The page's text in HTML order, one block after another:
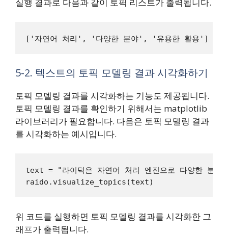
실행 결과로 다음과 같이 토픽 리스트가 출력됩니다.
5-2. 텍스트의 토픽 모델링 결과 시각화하기
토픽 모델링 결과를 시각화하는 기능도 제공됩니다.
토픽 모델링 결과를 확인하기 위해서는 matplotlib
라이브러리가 필요합니다. 다음은 토픽 모델링 결과
를 시각화하는 예시입니다.
text = "라이덕은 자연어 처리 엔진으로 다양한 분야
위 코드를 실행하면 토픽 모델링 결과를 시각화한 그
래프가 출력됩니다.